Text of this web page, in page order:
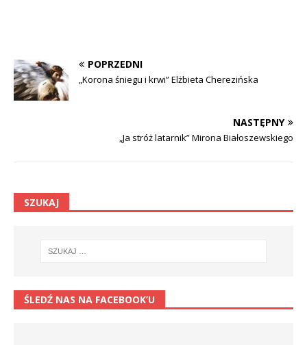
POPRZEDNI
„Korona śniegu i krwi” Elżbieta Cherezińska
NASTĘPNY
„Ja stróż latarnik” Mirona Białoszewskiego
SZUKAJ
ŚLEDŹ NAS NA FACEBOOK’U